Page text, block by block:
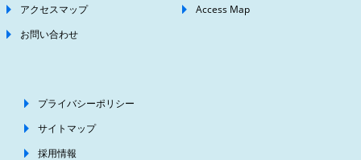
アクセスマップ
Access Map
お問い合わせ
プライバシーポリシー
サイトマップ
採用情報